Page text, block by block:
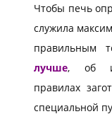
Чтобы печь
служила
правильным
лучше, об их
правилах
специальной